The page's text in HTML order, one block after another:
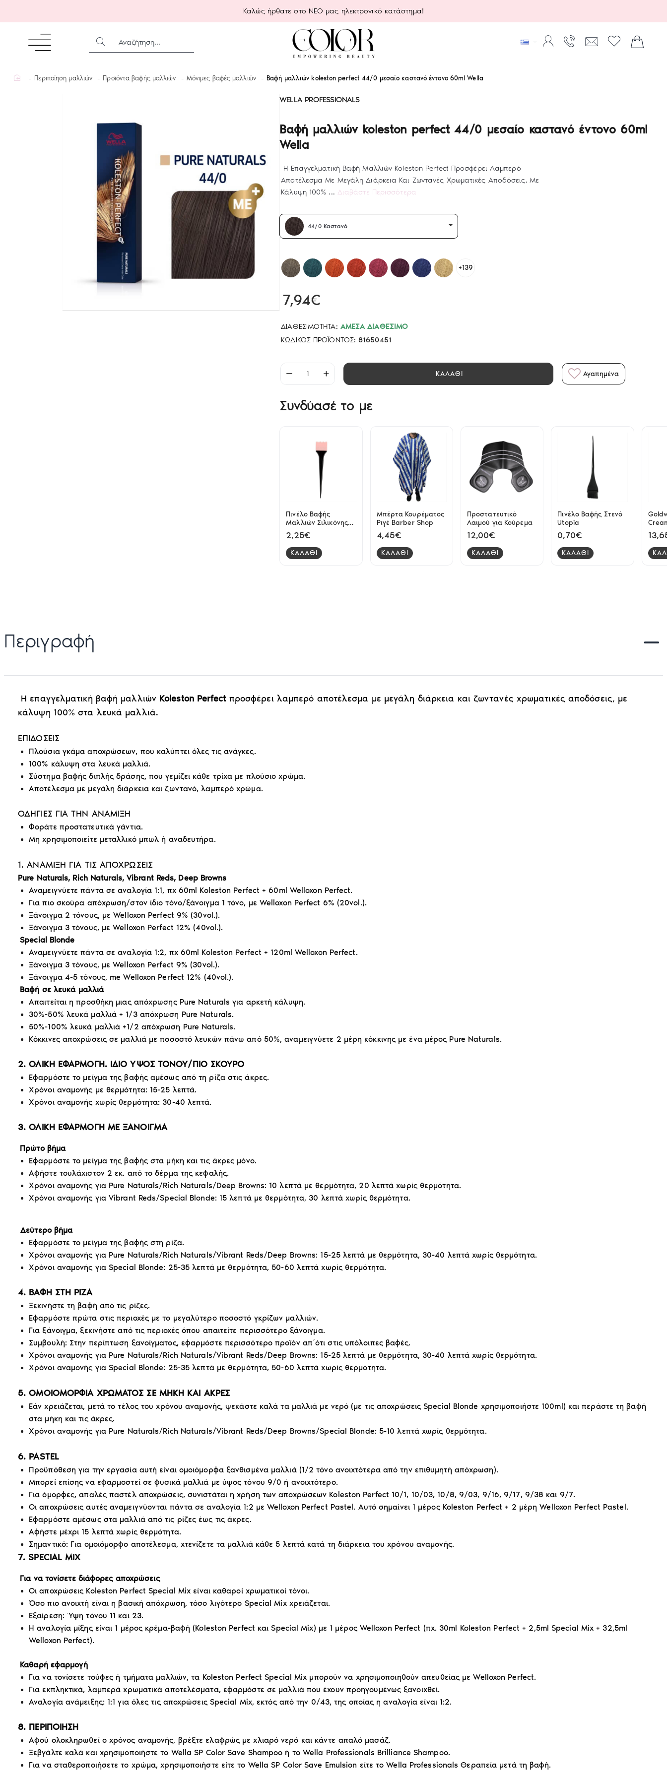
Καλώς ήρθατε στο ΝΕΟ μας ηλεκτρονικό κατάστημα!
ΑΝΑΖΉΤΗΣΗ...
homeΠεριποίηση μαλλιών Προϊόντα βαφής μαλλιών Μόνιμες βαφές μαλλιών Βαφή μαλλιών koleston perfect 44/0 μεσαίο καστανό έντονο 60ml Wella
WELLA PROFESSIONALS
Βαφή μαλλιών koleston perfect 44/0 μεσαίο καστανό έντονο 60ml
Wella
Η Επαγγελματική Βαφή Μαλλιών Koleston Perfect Προσφέρει Λαμπερό
Αποτέλεσμα Με Μεγάλη Διάρκεια Και Ζωντανές Χρωματικές Αποδόσεις, Με
Κάλυψη 100% ... Διαβάστε Περισσότερα
ΔΙΑΘΕΣΙΜΌΤΗΤΑ: ΆΜΕΣΑ ΔΙΑΘΈΣΙΜΟ
ΚΩΔΙΚΌΣ ΠΡΟΪΌΝΤΟΣ: 81650451
7,94€
44/0 Καστανό
+139
ΚΑΛΑΘΙ Αγαπημένα
Συνδύασέ το με
Πινέλο Βαφής
Μαλλιών Σιλικόνης
Cosmofan
2,25€
ΚΑΛΑΘΙ
Μπέρτα Κουρέματος
Ριγέ Barber Shop
4,45€
ΚΑΛΑΘΙ
Προστατευτικό
Λαιμού για Κούρεμα
12,00€
ΚΑΛΑΘΙ
Πινέλο Βαφής Στενό
Utopia
0,70€
ΚΑΛΑΘΙ
Περιγραφή
Η επαγγελματική βαφή μαλλιών Koleston Perfect προσφέρει λαμπερό αποτέλεσμα με μεγάλη διάρκεια και ζωντανές χρωματικές αποδόσεις, με
κάλυψη 100% στα λευκά μαλλιά.
ΕΠΙΔΟΣΕΙΣ
Πλούσια γκάμα αποχρώσεων, που καλύπτει όλες τις ανάγκες.
100% κάλυψη στα λευκά μαλλιά.
Σύστημα βαφής διπλής δράσης, που γεμίζει κάθε τρίχα με πλούσιο χρώμα.
Αποτέλεσμα με μεγάλη διάρκεια και ζωντανό, λαμπερό χρώμα.
ΟΔΗΓΙΕΣ ΓΙΑ ΤΗΝ ΑΝΑΜΙΞΗ
Φοράτε προστατευτικά γάντια.
Μη χρησιμοποιείτε μεταλλικό μπωλ ή αναδευτήρα.
1. ΑΝΑΜΙΞΗ ΓΙΑ ΤΙΣ ΑΠΟΧΡΩΣΕΙΣ
Pure Naturals, Rich Naturals, Vibrant Reds, Deep Browns
Αναμειγνύετε πάντα σε αναλογία 1:1, πχ 60ml Koleston Perfect + 60ml Welloxon Perfect.
Για πιο σκούρα απόχρωση/στον ίδιο τόνο/ξάνοιγμα 1 τόνο, με Welloxon Perfect 6% (20vol.).
Ξάνοιγμα 2 τόνους, με Welloxon Perfect 9% (30vol.).
Ξάνοιγμα 3 τόνους, με Welloxon Perfect 12% (40vol.).
Special Blonde
Αναμειγνύετε πάντα σε αναλογία 1:2, πχ 60ml Koleston Perfect + 120ml Welloxon Perfect.
Ξάνοιγμα 3 τόνους, με Welloxon Perfect 9% (30vol.).
Ξάνοιγμα 4-5 τόνους, me Welloxon Perfect 12% (40vol.).
Βαφή σε λευκά μαλλιά
Απαιτείται η προσθήκη μιας απόχρωσης Pure Naturals για αρκετή κάλυψη.
30%-50% λευκά μαλλιά + 1/3 απόχρωση Pure Naturals.
50%-100% λευκά μαλλιά +1/2 απόχρωση Pure Naturals.
Κόκκινες αποχρώσεις σε μαλλιά με ποσοστό λευκών πάνω από 50%, αναμειγνύετε 2 μέρη κόκκινης με ένα μέρος Pure Naturals.
2. ΟΛΙΚΗ ΕΦΑΡΜΟΓΗ. ΙΔΙΟ ΥΨΟΣ ΤΟΝΟΥ/ΠΙΟ ΣΚΟΥΡΟ
Εφαρμόστε το μείγμα της βαφής αμέσως από τη ρίζα στις άκρες.
Χρόνοι αναμονής με θερμότητα: 15-25 λεπτά.
Χρόνοι αναμονής χωρίς θερμότητα: 30-40 λεπτά.
3. ΟΛΙΚΗ ΕΦΑΡΜΟΓΗ ΜΕ ΞΑΝΟΙΓΜΑ
Πρώτο βήμα
Εφαρμόστε το μείγμα της βαφής στα μήκη και τις άκρες μόνο.
Αφήστε τουλάχιστον 2 εκ. από το δέρμα της κεφαλής.
Χρόνοι αναμονής για Pure Naturals/Rich Naturals/Deep Browns: 10 λεπτά με θερμότητα, 20 λεπτά χωρίς θερμότητα.
Χρόνοι αναμονής για Vibrant Reds/Special Blonde: 15 λεπτά με θερμότητα, 30 λεπτά χωρίς θερμότητα.
Δεύτερο βήμα
Εφαρμόστε το μείγμα της βαφής στη ρίζα.
Χρόνοι αναμονής για Pure Naturals/Rich Naturals/Vibrant Reds/Deep Browns: 15-25 λεπτά με θερμότητα, 30-40 λεπτά χωρίς θερμότητα.
Χρόνοι αναμονής για Special Blonde: 25-35 λεπτά με θερμότητα, 50-60 λεπτά χωρίς θερμότητα.
4. ΒΑΦΗ ΣΤΗ ΡΙΖΑ
Ξεκινήστε τη βαφή από τις ρίζες.
Εφαρμόστε πρώτα στις περιοχές με το μεγαλύτερο ποσοστό γκρίζων μαλλιών.
Για ξάνοιγμα, ξεκινήστε από τις περιοχές όπου απαιτείτε περισσότερο ξάνοιγμα.
Συμβουλή: Στην περίπτωση ξανοίγματος, εφαρμόστε περισσότερο προϊόν απ΄ότι στις υπόλοιπες βαφές.
Χρόνοι αναμονής για Pure Naturals/Rich Naturals/Vibrant Reds/Deep Browns: 15-25 λεπτά με θερμότητα, 30-40 λεπτά χωρίς θερμότητα.
Χρόνοι αναμονής για Special Blonde: 25-35 λεπτά με θερμότητα, 50-60 λεπτά χωρίς θερμότητα.
5. ΟΜΟΙΟΜΟΡΦΙΑ ΧΡΩΜΑΤΟΣ ΣΕ ΜΗΚΗ ΚΑΙ ΑΚΡΕΣ
Εάν χρειάζεται, μετά το τέλος του χρόνου αναμονής, ψεκάστε καλά τα μαλλιά με νερό (με τις αποχρώσεις Special Blonde χρησιμοποιήστε 100ml) και περάστε τη βαφή
στα μήκη και τις άκρες.
Χρόνοι αναμονής για Pure Naturals/Rich Naturals/Vibrant Reds/Deep Browns/Special Blonde: 5-10 λεπτά χωρίς θερμότητα.
6. PASTEL
Προϋπόθεση για την εργασία αυτή είναι ομοιόμορφα ξανθισμένα μαλλιά (1/2 τόνο ανοιχτότερα από την επιθυμητή απόχρωση).
Μπορεί επίσης να εφαρμοστεί σε φυσικά μαλλιά με ύψος τόνου 9/0 ή ανοιχτότερο.
Για όμορφες, απαλές παστέλ αποχρώσεις, συνιστάται η χρήση των αποχρώσεων Koleston Perfect 10/1, 10/03, 10/8, 9/03, 9/16, 9/17, 9/38 και 9/7.
Οι αποχρώσεις αυτές αναμειγνύονται πάντα σε αναλογία 1:2 με Welloxon Perfect Pastel. Αυτό σημαίνει 1 μέρος Koleston Perfect + 2 μέρη Welloxon Perfect Pastel.
Εφαρμόστε αμέσως στα μαλλιά από τις ρίζες έως τις άκρες.
Αφήστε μέχρι 15 λεπτά χωρίς θερμότητα.
Σημαντικό: Για ομοιόμορφο αποτέλεσμα, χτενίζετε τα μαλλιά κάθε 5 λεπτά κατά τη διάρκεια του χρόνου αναμονής.
7. SPECIAL MIX
Για να τονίσετε διάφορες αποχρώσεις
Οι αποχρώσεις Koleston Perfect Special Mix είναι καθαροί χρωματικοί τόνοι.
Όσο πιο ανοιχτή είναι η βασική απόχρωση, τόσο λιγότερο Special Mix χρειάζεται.
Εξαίρεση: Ύψη τόνου 11 και 23.
Η αναλογία μίξης είναι 1 μέρος κρέμα-βαφή (Koleston Perfect και Special Mix) με 1 μέρος Welloxon Perfect (πχ. 30ml Koleston Perfect + 2,5ml Special Mix + 32,5ml
Welloxon Perfect).
Καθαρή εφαρμογή
Για να τονίσετε τούφες ή τμήματα μαλλιών, τα Koleston Perfect Special Mix μπορούν να χρησιμοποιηθούν απευθείας με Welloxon Perfect.
Για εκπληκτικά, λαμπερά χρωματικά αποτελέσματα, εφαρμόστε σε μαλλιά που έχουν προηγουμένως ξανοιχθεί.
Αναλογία ανάμειξης: 1:1 για όλες τις αποχρώσεις Special Mix, εκτός από την 0/43, της οποίας η αναλογία είναι 1:2.
8. ΠΕΡΙΠΟΙΗΣΗ
Αφού ολοκληρωθεί ο χρόνος αναμονής, βρέξτε ελαφρώς με χλιαρό νερό και κάντε απαλό μασάζ.
Ξεβγάλτε καλά και χρησιμοποιήστε το Wella SP Color Save Shampoo ή το Wella Professionals Brilliance Shampoo.
Για να σταθεροποιήσετε το χρώμα, χρησιμοποιήστε είτε το Wella SP Color Save Emulsion είτε το Wella Professionals Θεραπεία μετά τη βαφή.